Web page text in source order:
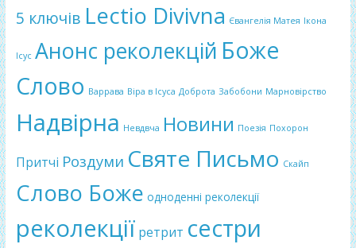
5 ключів Lectio Divivna Євангелія Матея Ікона
Ісус Анонс реколекцій Боже
Слово Варрава Віра в Ісуса Доброта Забобони Марновірство
Надвірна Невдвча Новини Поезія Похорон
Притчі Роздуми Святе Письмо Скайп
Слово Боже одноденні реколекції
реколекції ретрит сестри